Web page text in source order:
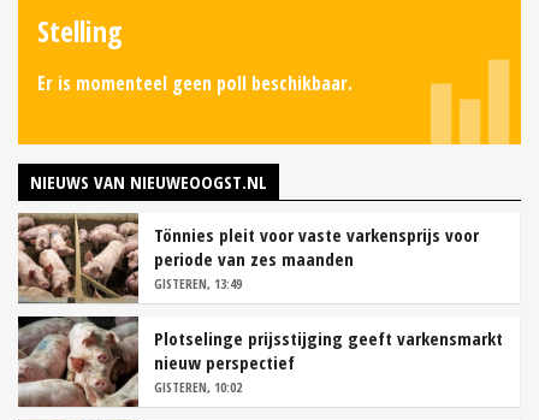
Stelling
Er is momenteel geen poll beschikbaar.
NIEUWS VAN NIEUWEOOGST.NL
Tönnies pleit voor vaste varkensprijs voor
periode van zes maanden
GISTEREN, 13:49
Plotselinge prijsstijging geeft varkensmarkt
nieuw perspectief
GISTEREN, 10:02